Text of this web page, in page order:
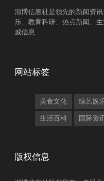
淄博信息社是领先的新闻资
乐、教育科研、热点新闻、
威信息
网站标签
美食文化 综艺娱
生活百科 国际资
版权信息